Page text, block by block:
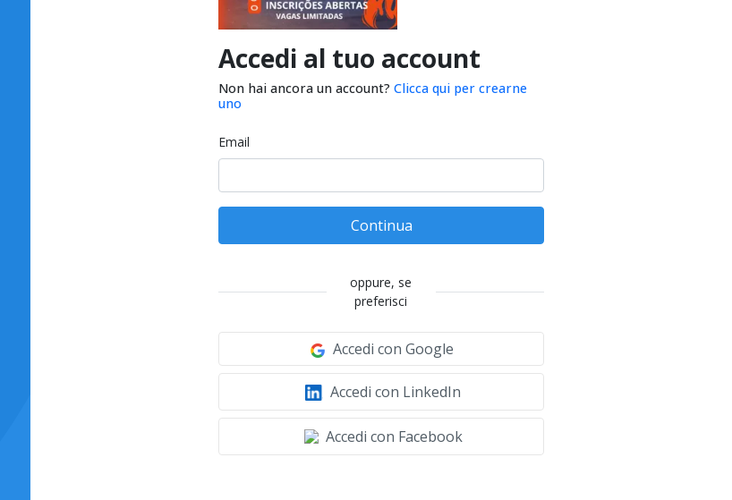
Accedi al tuo account
Non hai ancora un account? Clicca qui per crearne
uno
Email
Continua
oppure, se
preferisci
Accedi con Google
Accedi con LinkedIn
Accedi con Facebook